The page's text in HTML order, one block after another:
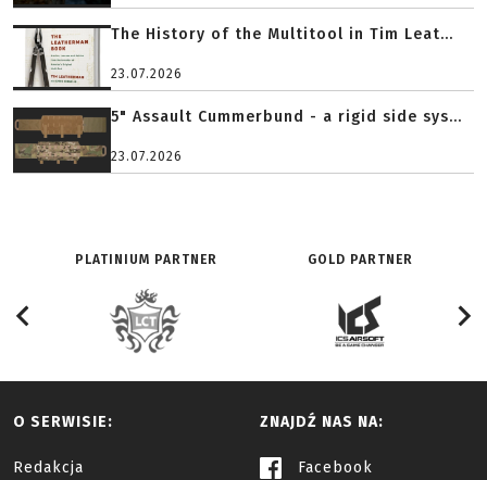
The History of the Multitool in Tim Leat...
23.07.2026
5" Assault Cummerbund - a rigid side sys...
23.07.2026
PLATINIUM PARTNER GOLD PARTNER
O SERWISIE:
Redakcja
ZNAJDŹ NAS NA:
Facebook